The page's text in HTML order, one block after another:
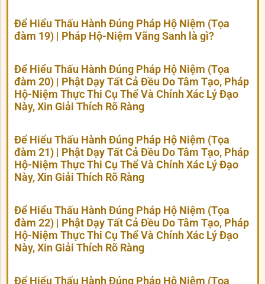
Để Hiểu Thấu Hành Đúng Pháp Hộ Niệm (Tọa
đàm 19) | Pháp Hộ-Niệm Vãng Sanh là gì?
Để Hiểu Thấu Hành Đúng Pháp Hộ Niệm (Tọa
đàm 20) | Phật Dạy Tất Cả Đều Do Tâm Tạo, Pháp
Hộ-Niệm Thực Thi Cụ Thể Và Chính Xác Lý Đạo
Này, Xin Giải Thích Rõ Ràng
Để Hiểu Thấu Hành Đúng Pháp Hộ Niệm (Tọa
đàm 21) | Phật Dạy Tất Cả Đều Do Tâm Tạo, Pháp
Hộ-Niệm Thực Thi Cụ Thể Và Chính Xác Lý Đạo
Này, Xin Giải Thích Rõ Ràng
Để Hiểu Thấu Hành Đúng Pháp Hộ Niệm (Tọa
đàm 22) | Phật Dạy Tất Cả Đều Do Tâm Tạo, Pháp
Hộ-Niệm Thực Thi Cụ Thể Và Chính Xác Lý Đạo
Này, Xin Giải Thích Rõ Ràng
Để Hiểu Thấu Hành Đúng Pháp Hộ Niệm (Tọa